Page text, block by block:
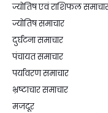
ज्योतिष एवं राशिफल
ज्योतिष समाचार
दुर्घटना समाचार
पंचायत समाचार
पर्यावरण समाचार
भ्रष्टाचार समाचार
मजदूर